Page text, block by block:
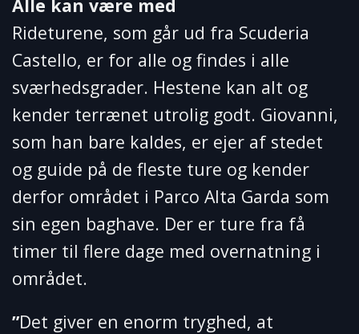
Alle kan være med
Rideturene, som går ud fra Scuderia
Castello, er for alle og findes i alle
sværhedsgrader. Hestene kan alt og
kender terrænet utrolig godt. Giovanni,
som han bare kaldes, er ejer af stedet
og guide på de fleste ture og kender
derfor området i Parco Alta Garda som
sin egen baghave. Der er ture fra få
timer til flere dage med overnatning i
området.
”Det giver en enorm tryghed, at